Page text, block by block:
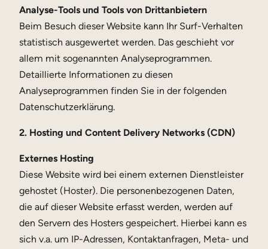
Analyse-Tools und Tools von Drittanbietern
Beim Besuch dieser Website kann Ihr Surf-Verhalten
statistisch ausgewertet werden. Das geschieht vor
allem mit sogenannten Analyseprogrammen.
Detaillierte Informationen zu diesen
Analyseprogrammen finden Sie in der folgenden
Datenschutzerklärung.
2. Hosting und Content Delivery Networks (CDN)
Externes Hosting
Diese Website wird bei einem externen Dienstleister
gehostet (Hoster). Die personenbezogenen Daten,
die auf dieser Website erfasst werden, werden auf
den Servern des Hosters gespeichert. Hierbei kann es
sich v.a. um IP-Adressen, Kontaktanfragen, Meta- und